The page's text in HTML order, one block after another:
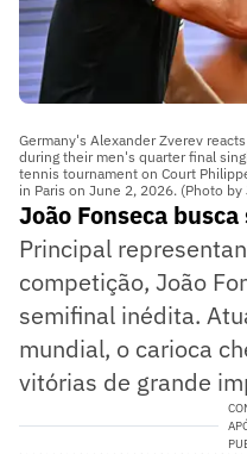
Germany's Alexander Zverev
during their men's quarter final
tennis tournament on Court
in Paris on June 2, 2026. (Photo by
João Fonseca
Principal
competição, João
semifinal inédita.
mundial, o carioca
vitórias de grande